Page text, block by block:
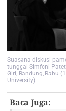
Suasana diskusi
tunggal Simfoni
Giri, Bandung, Rabu
University)
Baca Juga: